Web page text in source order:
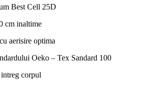
Best Cell 25D
cm inaltime
aerisire optima
Oeko – Tex Sandard 100
corpul